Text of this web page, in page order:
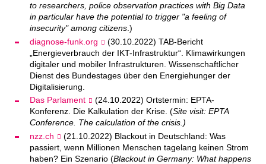
to researchers, police observation practices with Big Data
in particular have the potential to trigger "a feeling of
insecurity" among citizens.)
diagnose-funk.org
(30.10.2022) TAB-Bericht
„Energieverbrauch der IKT-Infrastruktur“. Klimawirkungen
digitaler und mobiler Infrastrukturen. Wissenschaftlicher
Dienst des Bundestages über den Energiehunger der
Digitalisierung.
Das Parlament
(24.10.2022) Ortstermin: EPTA-
Konferenz. Die Kalkulation der Krise. (Site visit: EPTA
Conference. The calculation of the crisis.)
nzz.ch
(21.10.2022) Blackout in Deutschland: Was
passiert, wenn Millionen Menschen tagelang keinen Strom
haben? Ein Szenario (Blackout in Germany: What happens